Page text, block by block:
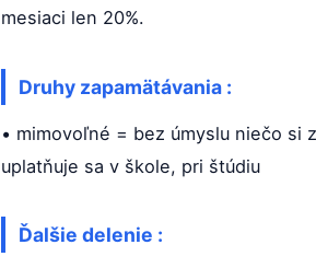
mesiaci len 20%.
Druhy zapamätávania :
• mimovoľné = bez úmyslu niečo si
uplatňuje sa v škole, pri štúdiu
Ďalšie delenie :